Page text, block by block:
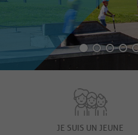
JE SUIS UN JEUNE